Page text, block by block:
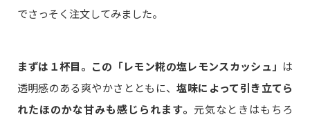
でさっそく注文してみました。
まずは１杯目。この「レモン糀の塩レモンスカッシュ」 は
透明感のある爽やかさとともに、塩味によって引き立てら
れたほのかな甘みも感じられます。 元気なときはもちろ